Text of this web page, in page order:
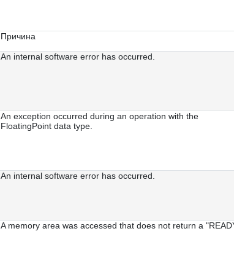
Причина
An internal software error has occurred.
An exception occurred during an operation with the
FloatingPoint data type.
An internal software error has occurred.
A memory area was accessed that does not return a